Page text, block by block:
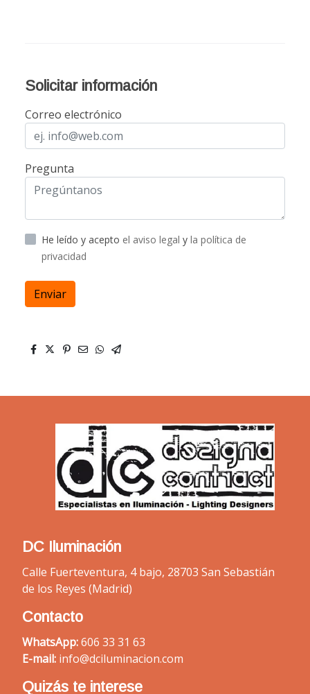
Solicitar información
Correo electrónico
Pregunta
He leído y acepto el aviso legal y la política de
privacidad
Enviar
DC Iluminación
Calle Fuerteventura, 4 bajo, 28703 San Sebastián
de los Reyes (Madrid)
Contacto
WhatsApp:606 33 31 63
E-mail: info@dciluminacion.com
Quizás te interese